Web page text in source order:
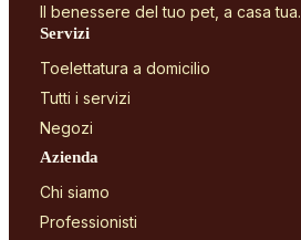
Il benessere del tuo pet, a casa tua.
Servizi
Toelettatura a domicilio
Tutti i servizi
Negozi
Azienda
Chi siamo
Professionisti